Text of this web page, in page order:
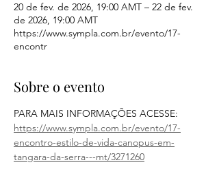
20 de fev. de 2026, 19:00 AMT – 22 de fev.
de 2026, 19:00 AMT
https://www.sympla.com.br/evento/17-
encontr
Sobre o evento
PARA MAIS INFORMAÇÕES ACESSE:
https://www.sympla.com.br/evento/17-
encontro-estilo-de-vida-canopus-em-
tangara-da-serra---mt/3271260